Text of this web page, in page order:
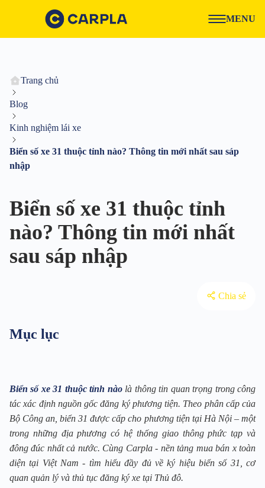
MENU
Trang chủ
Blog
Kinh nghiệm lái xe
Biển số xe 31 thuộc tỉnh nào? Thông tin mới nhất sau sáp
nhập
Biển số xe 31 thuộc tỉnh
nào? Thông tin mới nhất
sau sáp nhập
Chia sẻ
Biển số xe 31 thuộc tỉnh nàolà thông tin quan trọng trong công
tác xác định nguồn gốc đăng ký phương tiện. Theo phân cấp của
Bộ Công an, biển 31 được cấp cho phương tiện tại Hà Nội – một
trong những địa phương có hệ thống giao thông phức tạp và
đông đúc nhất cả nước. Cùng Carpla - nền tảng mua bán x toàn
diện tại Việt Nam - tìm hiểu đầy đủ về ký hiệu biển số 31, cơ
quan quản lý và thủ tục đăng ký xe tại Thủ đô.
Mục lục